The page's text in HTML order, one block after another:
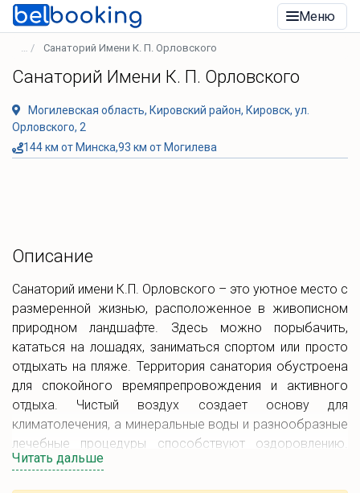
Меню
Санаторий Имени К. П. Орловского
Санаторий Имени К. П. Орловского
Могилевская область, Кировский район, Кировск, ул.
Орловского, 2
144 км от Минска,93 км от Могилева
Описание
Санаторий имени К.П. Орловского – это уютное место с
размеренной жизнью, расположенное в живописном
природном ландшафте. Здесь можно порыбачить,
кататься на лошадях, заниматься спортом или просто
отдыхать на пляже. Территория санатория обустроена
для спокойного времяпрепровождения и активного
отдыха. Чистый воздух создает основу для
климатолечения, а минеральные воды и разнообразные
лечебные процедуры способствуют оздоровлению.
Проживание предусмотрено в комфортных номерах с
Читать дальше